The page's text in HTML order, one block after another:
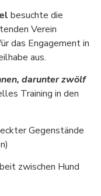
besuchte die
Verein
das Engagement in
aus.
darunter zwölf
Training in den
Gegenstände
zwischen Hund